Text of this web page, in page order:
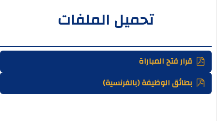
تحميل الملفات
قرار فتح المباراة
بطائق الوظيفة (بالفرنسية)